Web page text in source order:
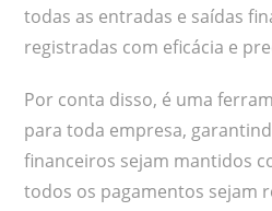
todas as entradas e saídas
registradas com eficácia e
Por conta disso, é uma
para toda empresa,
financeiros sejam mantidos
todos os pagamentos sejam